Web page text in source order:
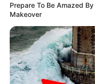
Prepare To Be Amazed
Makeover